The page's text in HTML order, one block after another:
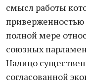
смысл работы
полной мере
союзных
Налицо
согласованной